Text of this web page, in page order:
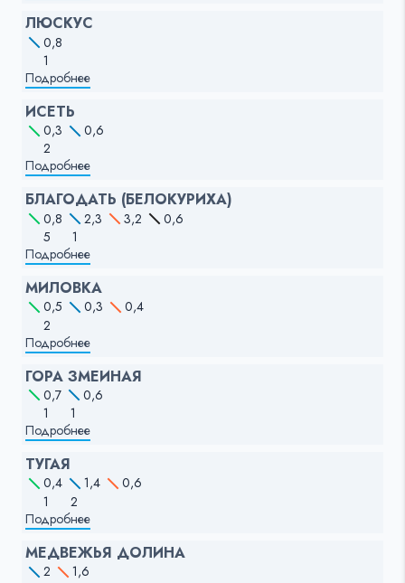
ЛЮСКУС
0,8
1
Подробнее
ИСЕТЬ
0,3
0,6
2
Подробнее
БЛАГОДАТЬ (БЕЛОКУРИХА)
0,8 2,3 3,2
0,6
5
1
Подробнее
МИЛОВКА
0,5 0,3
0,4
2
Подробнее
ГОРА ЗМЕИНАЯ
0,7
0,6
1
1
Подробнее
ТУГАЯ
0,4 1,4
0,6
1
2
Подробнее
МЕДВЕЖЬЯ ДОЛИНА
2
1,6